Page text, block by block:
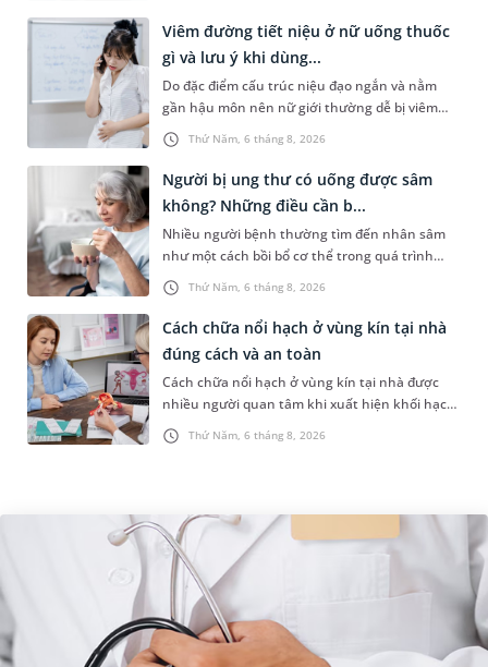
Thứ Năm, 6 tháng 8, 2026
Viêm đường tiết niệu ở nữ uống thuốc
gì và lưu ý khi dùng...
Do đặc điểm cấu trúc niệu đạo ngắn và nằm
gần hậu môn nên nữ giới thường dễ bị viêm
đường tiết niệu hơn nam giới. Tùy theo nguyên
nhân, mức độ nhiễm trùng và...
Thứ Năm, 6 tháng 8, 2026
Người bị ung thư có uống được sâm
không? Những điều cần b...
Nhiều người bệnh thường tìm đến nhân sâm
như một cách bồi bổ cơ thể trong quá trình
điều trị ung thư. Tuy nhiên, câu hỏi người bị
ung thư có uống được sâm kh...
Thứ Năm, 6 tháng 8, 2026
Cách chữa nổi hạch ở vùng kín tại nhà
đúng cách và an toàn
Cách chữa nổi hạch ở vùng kín tại nhà được
nhiều người quan tâm khi xuất hiện khối hạch
nhỏ ở vùng bẹn hoặc cơ quan sinh dục. Nếu
hạch mới xuất hiện, kích th...